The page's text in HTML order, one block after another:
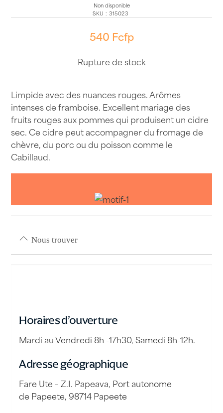
Non disponible
SKU : 315023
540 Fcfp
Rupture de stock
Limpide avec des nuances rouges. Arômes
intenses de framboise. Excellent mariage des
fruits rouges aux pommes qui produisent un cidre
sec. Ce cidre peut accompagner du fromage de
chèvre, du porc ou du poisson comme le
Cabillaud.
Nous trouver
Horaires d’ouverture
Mardi au Vendredi 8h -17h30, Samedi 8h-12h.
Adresse géographique
Fare Ute – Z.I. Papeava, Port autonome
de Papeete, 98714 Papeete